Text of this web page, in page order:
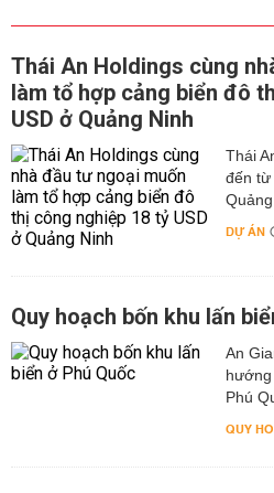
Thái An Holdings cùng
làm tổ hợp cảng biển đô
USD ở Quảng Ninh
Thái
đến từ
DỰ ÁN
Quy hoạch bốn khu lấn
An
Phú
QUY